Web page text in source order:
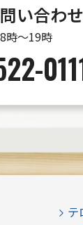
い合わせ
8時〜19時
テ